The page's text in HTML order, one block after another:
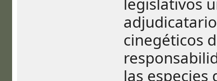
cinegéticos
las especies